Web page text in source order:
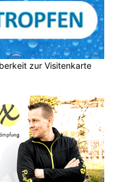
zur Visitenkarte